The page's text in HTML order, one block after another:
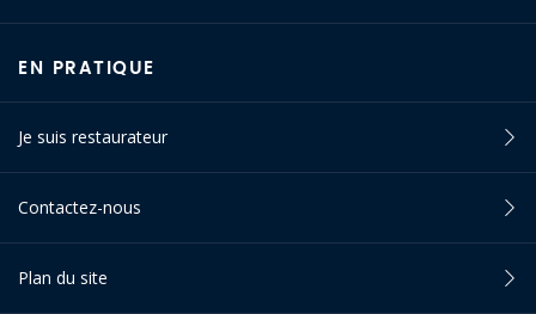
EN PRATIQUE
Je suis restaurateur
Contactez-nous
Plan du site